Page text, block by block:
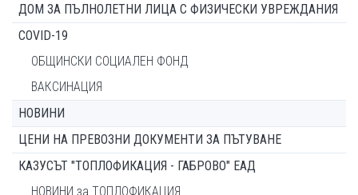
ДОМ ЗА ПЪЛНОЛЕТНИ ЛИЦА С ФИЗИЧЕСКИ УВРЕЖДАНИЯ
COVID-19
ОБЩИНСКИ СОЦИАЛЕН ФОНД
ВАКСИНАЦИЯ
НОВИНИ
ЦЕНИ НА ПРЕВОЗНИ ДОКУМЕНТИ ЗА ПЪТУВАНЕ
КАЗУСЪТ "ТОПЛОФИКАЦИЯ - ГАБРОВО" ЕАД
НОВИНИ за ТОПЛОФИКАЦИЯ